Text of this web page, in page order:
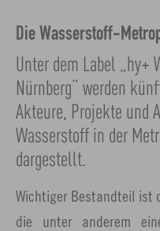
Die Wasserstoff-
Unter dem Label „hy+
Nürnberg“ werden
Akteure, Projekte und
Wasserstoff in der
dargestellt.
Wichtiger Bestandteil ist
die unter anderem